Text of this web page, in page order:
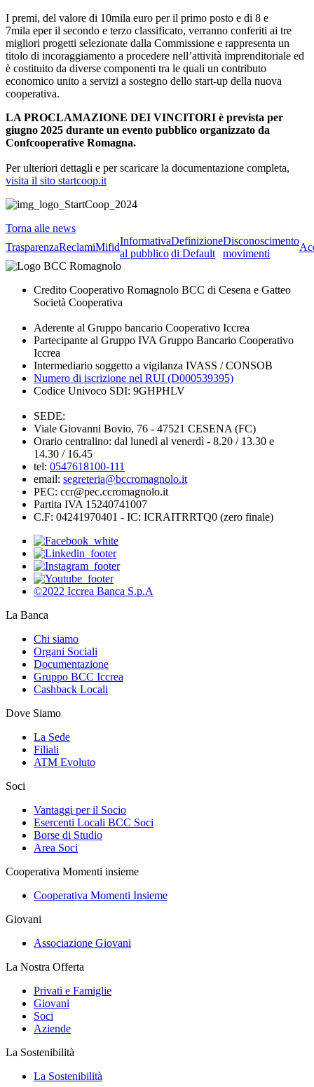
I premi, del valore di 10mila euro per il primo posto e di 8 e
7mila eper il secondo e terzo classificato, verranno conferiti ai tre
migliori progetti selezionate dalla Commissione e rappresenta un
titolo di incoraggiamento a procedere nell’attività imprenditoriale ed
è costituito da diverse componenti tra le quali un contributo
economico unito a servizi a sostegno dello start-up della nuova
cooperativa.
LA PROCLAMAZIONE DEI VINCITORI è prevista per
giugno 2025 durante un evento pubblico organizzato da
Confcooperative Romagna.
Per ulteriori dettagli e per scaricare la documentazione completa,
visita il sito startcoop.it
Torna alle news
TrasparenzaReclamiMifid
Informativa
al pubblico
Definizione
di Default
Disconoscimento
movimenti
Credito Cooperativo Romagnolo BCC di Cesena e Gatteo
Società Cooperativa
Aderente al Gruppo bancario Cooperativo Iccrea
Partecipante al Gruppo IVA Gruppo Bancario Cooperativo
Iccrea
Intermediario soggetto a vigilanza IVASS / CONSOB
Numero di iscrizione nel RUI (D000539395)
Codice Univoco SDI: 9GHPHLV
SEDE:
Viale Giovanni Bovio, 76 - 47521 CESENA (FC)
Orario centralino: dal lunedì al venerdì - 8.20 / 13.30 e
14.30 / 16.45
tel: 0547618100-111
email: segreteria@bccromagnolo.it
PEC: ccr@pec.ccromagnolo.it
Partita IVA 15240741007
C.F: 04241970401 - IC: ICRAITRRTQ0 (zero finale)
©2022 Iccrea Banca S.p.A
La Banca
Chi siamo
Organi Sociali
Documentazione
Gruppo BCC Iccrea
Cashback Locali
Dove Siamo
La Sede
Filiali
ATM Evoluto
Soci
Vantaggi per il Socio
Esercenti Locali BCC Soci
Borse di Studio
Area Soci
Cooperativa Momenti insieme
Cooperativa Momenti Insieme
Giovani
Associazione Giovani
La Nostra Offerta
Privati e Famiglie
Giovani
Soci
Aziende
La Sostenibilità
La Sostenibilità